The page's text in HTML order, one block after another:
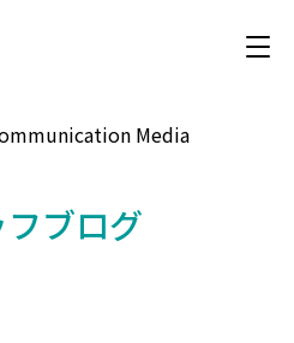
Media
ブログ